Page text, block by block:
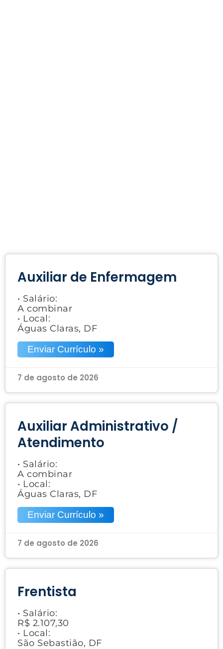
Auxiliar de Enfermagem
• Salário:
A combinar
• Local:
Águas Claras, DF
Enviar Currículo »
7 de agosto de 2026
Auxiliar Administrativo /
Atendimento
• Salário:
A combinar
• Local:
Águas Claras, DF
Enviar Currículo »
7 de agosto de 2026
Frentista
• Salário:
R$ 2.107,30
• Local:
São Sebastião, DF